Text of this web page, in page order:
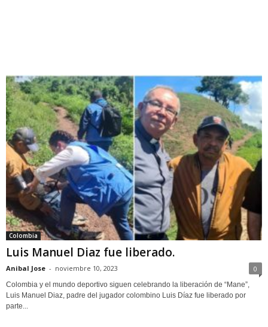
Colombia
Luis Manuel Diaz fue liberado.
Anibal Jose - noviembre 10, 2023 0
Colombia y el mundo deportivo siguen celebrando la liberación de “Mane”,
Luis Manuel Diaz, padre del jugador colombino Luis Díaz fue liberado por
parte...